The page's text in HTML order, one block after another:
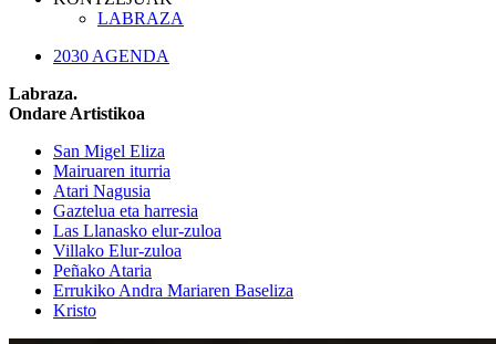
LABRAZA
2030 AGENDA
Labraza.
Ondare Artistikoa
San Migel Eliza
Mairuaren iturria
Atari Nagusia
Gaztelua eta harresia
Las Llanasko elur-zuloa
Villako Elur-zuloa
Peñako Ataria
Errukiko Andra Mariaren Baseliza
Kristo